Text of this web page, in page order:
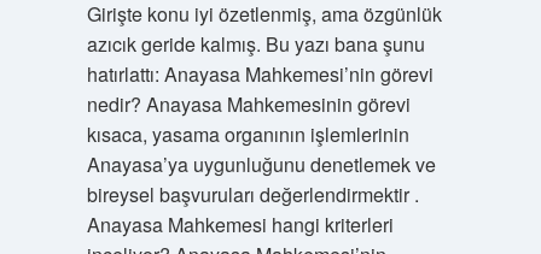
Girişte konu iyi özetlenmiş, ama özgünlük
azıcık geride kalmış. Bu yazı bana şunu
hatırlattı: Anayasa Mahkemesi’nin görevi
nedir? Anayasa Mahkemesinin görevi
kısaca, yasama organının işlemlerinin
Anayasa’ya uygunluğunu denetlemek ve
bireysel başvuruları değerlendirmektir .
Anayasa Mahkemesi hangi kriterleri